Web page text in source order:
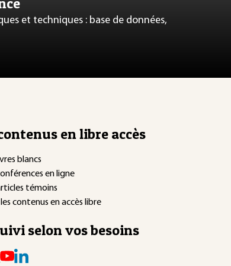
et techniques : base de données,
en libre accès
blancs
en ligne
témoins
les contenus en accès libre
selon vos besoins